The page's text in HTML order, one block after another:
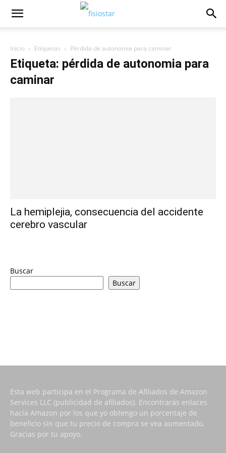
Inicio Etiquetas Pérdida de autonomia para caminar
Etiqueta: pérdida de autonomia para
caminar
La hemiplejia, consecuencia del accidente
cerebro vascular
Buscar
Buscar
Esta web participa en el Programa de Afiliados de Amazon
Services LLC (publicidad de afiliados). Encontrarás enlaces
hacia Amazon por los que yo obtengo un porcentaje de
beneficio sin que tu precio de compra se vea aumentado.
Gracias por tu apoyo.